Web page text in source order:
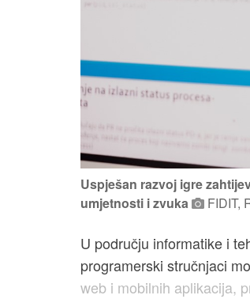
Uspješan razvoj igre
umjetnosti i zvuka
FIDIT,
U području informatike i
programerski stručnjaci
web i mobilnih aplikacija,